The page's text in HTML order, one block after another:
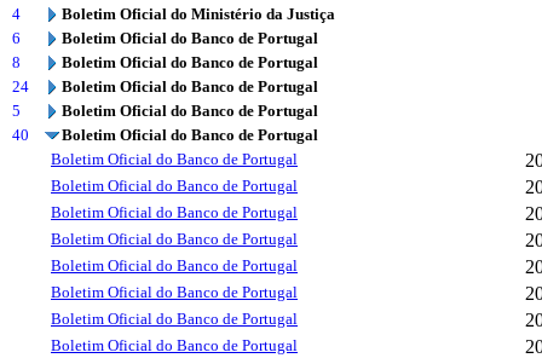
4
Boletim Oficial do Ministério da Justiça
6
Boletim Oficial do Banco de Portugal
8
Boletim Oficial do Banco de Portugal
24
Boletim Oficial do Banco de Portugal
5
Boletim Oficial do Banco de Portugal
40
Boletim Oficial do Banco de Portugal
Boletim Oficial do Banco de Portugal
Boletim Oficial do Banco de Portugal
Boletim Oficial do Banco de Portugal
Boletim Oficial do Banco de Portugal
Boletim Oficial do Banco de Portugal
Boletim Oficial do Banco de Portugal
Boletim Oficial do Banco de Portugal
Boletim Oficial do Banco de Portugal